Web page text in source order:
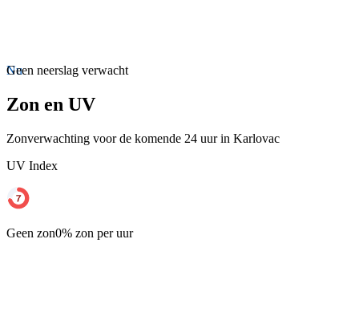
Nu
Geen neerslag verwacht
Zon en UV
Zonverwachting voor de komende 24 uur in Karlovac
UV Index
Geen zon0% zon per uur